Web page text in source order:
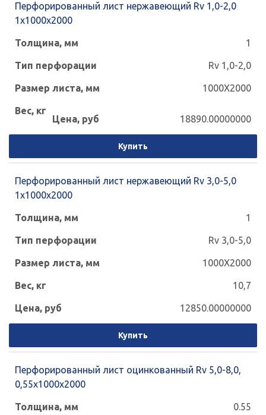
Перфорированный лист нержавеющий Rv 1,0-2,0
1x1000x2000
1
Rv 1,0-2,0
1000X2000
18890.00000000
Купить
Перфорированный лист нержавеющий Rv 3,0-5,0
1x1000x2000
1
Rv 3,0-5,0
1000X2000
10,7
12850.00000000
Купить
Перфорированный лист оцинкованный Rv 5,0-8,0,
0,55х1000х2000
0.55